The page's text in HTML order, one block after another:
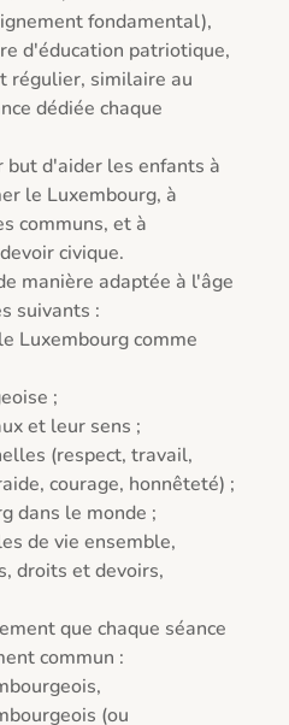
fondamental),
d'éducation patriotique,
régulier, similaire au
dédiée chaque
but d'aider les enfants à
le Luxembourg, à
communs, et à
civique.
manière adaptée à l'âge
suivants :
Luxembourg comme
;
et leur sens ;
(respect, travail,
courage, honnêteté) ;
dans le monde ;
de vie ensemble,
droits et devoirs,
que chaque séance
commun :
(ou